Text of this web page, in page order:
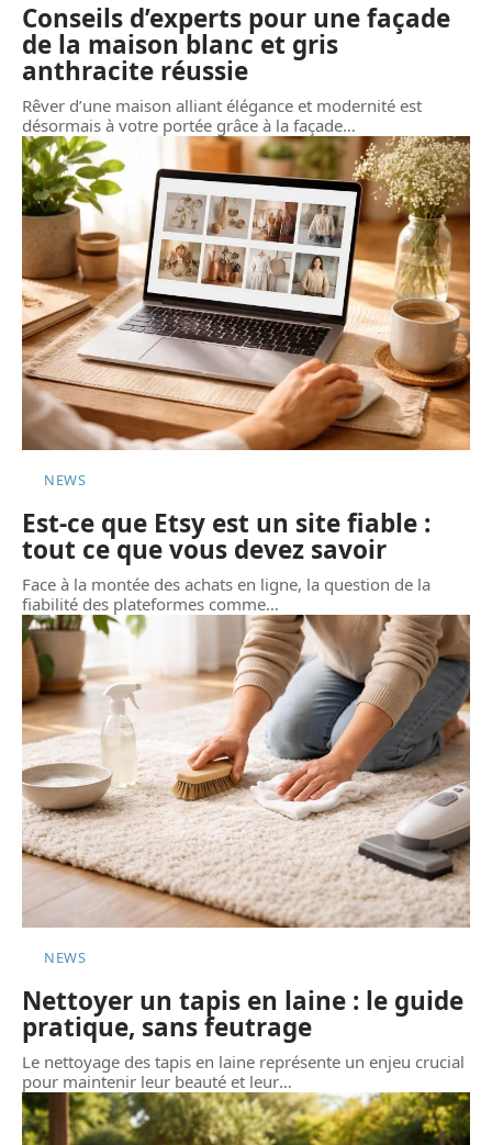
Conseils d’experts pour une façade
de la maison blanc et gris
anthracite réussie
Rêver d’une maison alliant élégance et modernité est
désormais à votre portée grâce à la façade…
NEWS
Est-ce que Etsy est un site fiable :
tout ce que vous devez savoir
Face à la montée des achats en ligne, la question de la
fiabilité des plateformes comme…
NEWS
Nettoyer un tapis en laine : le guide
pratique, sans feutrage
Le nettoyage des tapis en laine représente un enjeu crucial
pour maintenir leur beauté et leur…